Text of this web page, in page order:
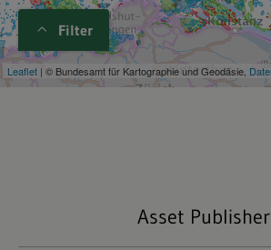
Filter
Asset Publisher